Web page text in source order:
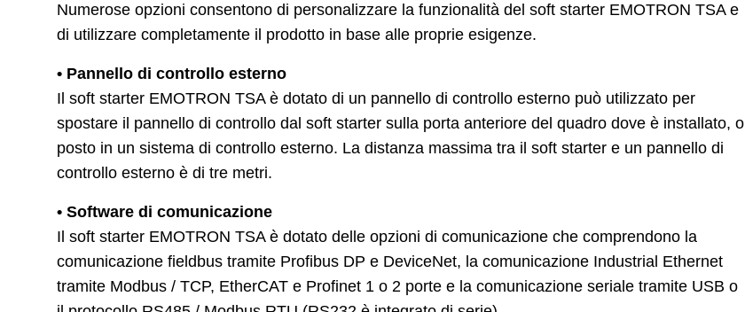
Numerose opzioni consentono di personalizzare la funzionalità del soft starter EMOTRON TSA e
di utilizzare completamente il prodotto in base alle proprie esigenze.
• Pannello di controllo esterno
Il soft starter EMOTRON TSA è dotato di un pannello di controllo esterno può utilizzato per
spostare il pannello di controllo dal soft starter sulla porta anteriore del quadro dove è installato, o
posto in un sistema di controllo esterno. La distanza massima tra il soft starter e un pannello di
controllo esterno è di tre metri.
• Software di comunicazione
Il soft starter EMOTRON TSA è dotato delle opzioni di comunicazione che comprendono la
comunicazione fieldbus tramite Profibus DP e DeviceNet, la comunicazione Industrial Ethernet
tramite Modbus / TCP, EtherCAT e Profinet 1 o 2 porte e la comunicazione seriale tramite USB o